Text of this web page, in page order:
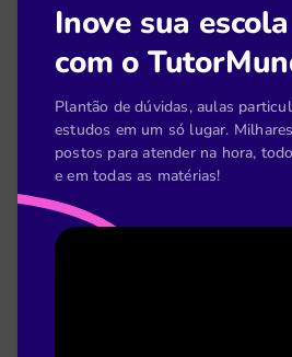
[Planilha] Acompanhamento
coordenador
Inove sua escola
com o
Plantão de dúvidas, aulas
estudos em um só lugar.
postos para atender na hora,
e em todas as matérias!